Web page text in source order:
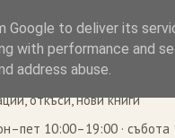
ъгъл
откъси, нови книги
10:00–19:00 ·
Google to deliver its
with performance and
address abuse.